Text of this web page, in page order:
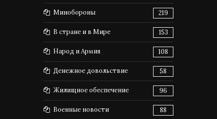
Минобороны 219
В стране и в Мире 153
Народ и Армия 108
Денежное довольствие 58
Жилищное обеспечение 96
Военные новости 88